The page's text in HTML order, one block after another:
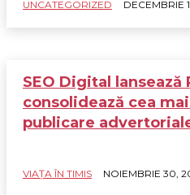
UNCATEGORIZED DECEMBRIE
SEO Digital
consolidează cea
publicare
VIAȚA ÎN TIMIS NOIEMBRIE 30,